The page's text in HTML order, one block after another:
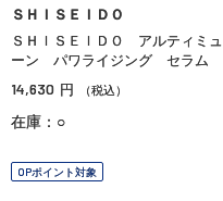
ＳＨＩＳＥＩＤＯ
ＳＨＩＳＥＩＤＯ アルティミュ
ーン パワライジング セラム
14,630 円 （税込）
在庫：○
OPポイント対象